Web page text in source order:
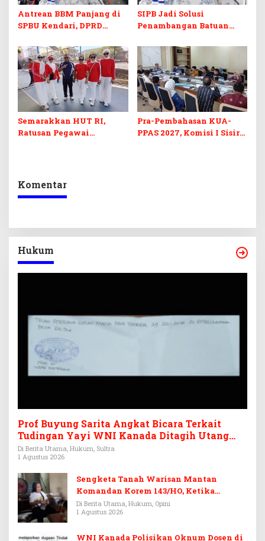
Antrean BBM Panjang di
SPBU Kendari, DPRD
Barcode Curang
SIPB Jadi Solusi
Penambangan Batuan
di Sultra
Semarakkan HUT RI,
Ratusan Pegawai
Pra-Pembahasan KUA-
PPAS 2027, Komisi I Sisir
Komentar
Hukum
Prof Buyung Sarita Angkat Bicara Terkait
Tudingan Yayi WNI Kanada Ditagih Utang
Rp3,6 Miliar
Di Berita Utama, Hukum, Sultra
1 Agustus 2026
Sengketa Tanah Warisan Mantan
Komandan Korem 143/HO, Ketika
Warisan Menjadi Arena Pemerasan
Di Berita Utama, Hukum, Opini
1 Agustus 2026
WNI Kanada Polisikan Oknum Dosen di